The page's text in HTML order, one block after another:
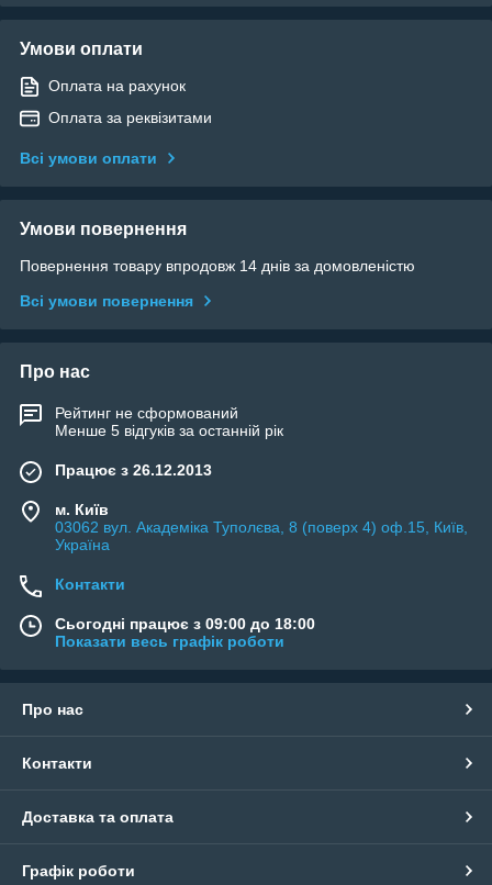
Умови оплати
Оплата на рахунок
Оплата за реквізитами
Всі умови оплати
Умови повернення
Повернення товару впродовж 14 днів за домовленістю
Всі умови повернення
Про нас
Рейтинг не сформований
Менше 5 відгуків за останній рік
Працює з 26.12.2013
м. Київ
03062 вул. Академіка Туполєва, 8 (поверх 4) оф.15, Київ,
Україна
Контакти
Сьогодні працює з 09:00 до 18:00
Показати весь графік роботи
Про нас
Контакти
Доставка та оплата
Графік роботи